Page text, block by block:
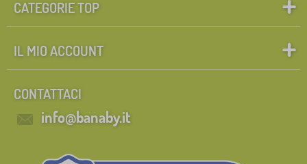
CATEGORIE TOP
IL MIO ACCOUNT
CONTATTACI
info@banaby.it